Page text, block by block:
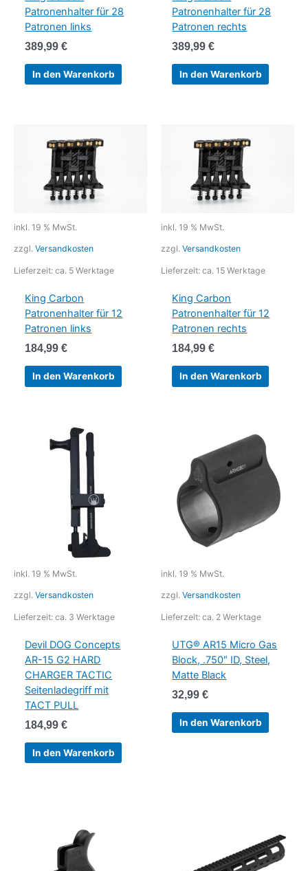
Patronenhalter für 28
Patronen links
389,99€
In den Warenkorb
Patronenhalter für 28
Patronen rechts
389,99€
In den Warenkorb
inkl. 19 % MwSt.
zzgl. Versandkosten
Lieferzeit: ca. 5 Werktage
King Carbon
Patronenhalter für 12
Patronen links
184,99€
In den Warenkorb
inkl. 19 % MwSt.
zzgl. Versandkosten
Lieferzeit: ca. 15 Werktage
King Carbon
Patronenhalter für 12
Patronen rechts
184,99€
In den Warenkorb
inkl. 19 % MwSt.
zzgl. Versandkosten
Lieferzeit: ca. 3 Werktage
Devil DOG Concepts
AR-15 G2 HARD
CHARGER TACTIC
Seitenladegriff mit
TACT PULL
184,99€
In den Warenkorb
inkl. 19 % MwSt.
zzgl. Versandkosten
Lieferzeit: ca. 2 Werktage
UTG® AR15 Micro Gas
Block, .750″ ID, Steel,
Matte Black
32,99€
In den Warenkorb